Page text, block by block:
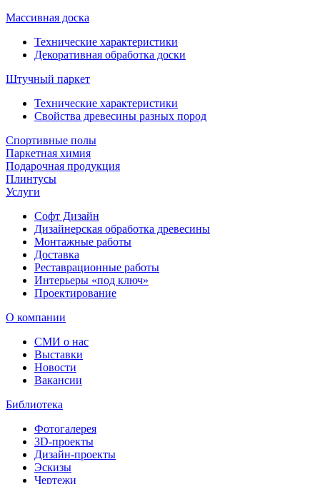
Массивная доска
Технические характеристики
Декоративная обработка доски
Штучный паркет
Технические характеристики
Свойства древесины разных пород
Спортивные полы
Паркетная химия
Подарочная продукция
Плинтусы
Услуги
Софт Дизайн
Дизайнерская обработка древесины
Монтажные работы
Доставка
Реставрационные работы
Интерьеры «под ключ»
Проектирование
О компании
СМИ о нас
Выставки
Новости
Вакансии
Библиотека
Фотогалерея
3D-проекты
Дизайн-проекты
Эскизы
Чертежи